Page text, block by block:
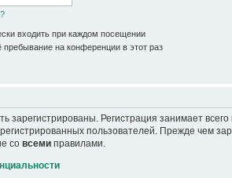
входить при каждом посещении
на конференции в этот раз
Регистрация занимает
пользователей. Прежде чем
со всеми правилами.